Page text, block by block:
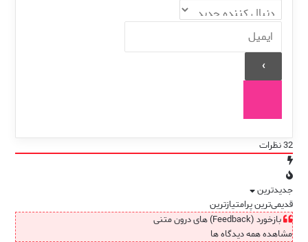
32نظرات
جدیدترین
قدیمی‌ترینپرامتیازترین
بازخورد (Feedback) های درون متنی
مشاهده همه دیدگاه ها